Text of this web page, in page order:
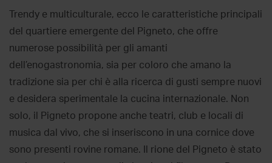
Trendy e multiculturale, ecco le caratteristiche principali
del quartiere emergente del Pigneto, che offre
numerose possibilità per gli amanti
dell’enogastronomia, sia per coloro che amano la
tradizione sia per chi è alla ricerca di gusti sempre nuovi
e desidera sperimentale la cucina internazionale. Non
solo, il Pigneto propone anche teatri, club e locali di
musica dal vivo, che si inseriscono in una cornice dove
sono presenti rovine romane. Il rione del Pigneto è stato